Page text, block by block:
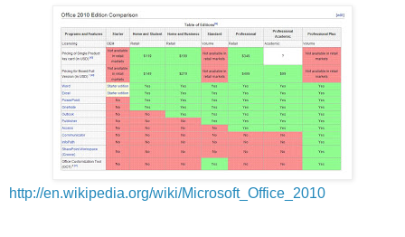
http://en.wikipedia.org/wiki/Microsoft_Office_2010